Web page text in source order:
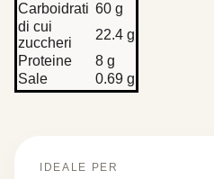
Carboidrati 60 g
di cui
zuccheri
22.4 g
Proteine
8 g
Sale
0.69 g
IDEALE PER